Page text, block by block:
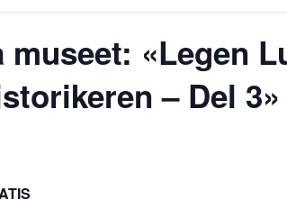
museet: «Legen
– Del